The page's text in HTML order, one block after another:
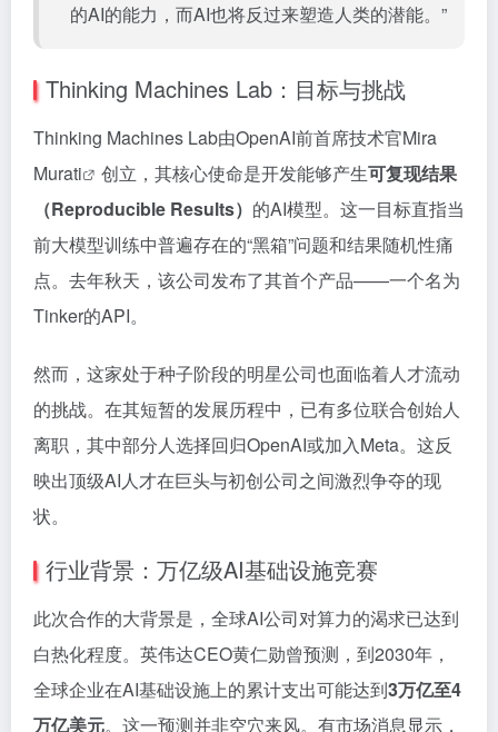
的AI的能力，而AI也将反过来塑造人类的潜能。”
Thinking Machines Lab：目标与挑战
Thinking Machines Lab由OpenAI前首席技术官Mira
Murati
创立，其核心使命是开发能够产生可复现结果
（Reproducible Results） 的AI模型。这一目标直指当
前大模型训练中普遍存在的“黑箱”问题和结果随机性痛
点。去年秋天，该公司发布了其首个产品——一个名为
Tinker的API。
然而，这家处于种子阶段的明星公司也面临着人才流动
的挑战。在其短暂的发展历程中，已有多位联合创始人
离职，其中部分人选择回归OpenAI或加入Meta。这反
映出顶级AI人才在巨头与初创公司之间激烈争夺的现
状。
行业背景：万亿级AI基础设施竞赛
此次合作的大背景是，全球AI公司对算力的渴求已达到
白热化程度。英伟达CEO黄仁勋曾预测，到2030年，
全球企业在AI基础设施上的累计支出可能达到3万亿至4
万亿美元。这一预测并非空穴来风。有市场消息显示，